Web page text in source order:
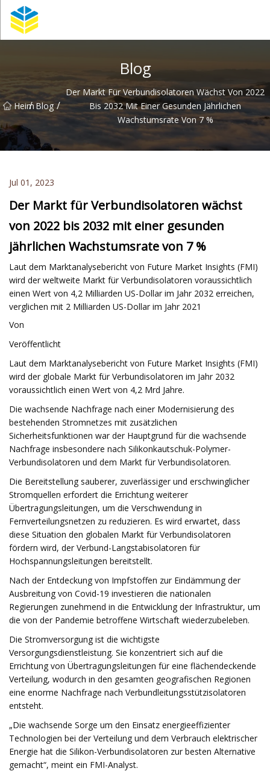
Blog
Heim
/ Blog /
Der Markt Für Verbundisolatoren Wächst Von 2022
Bis 2032 Mit Einer Gesunden Jährlichen
Wachstumsrate Von 7 %
Jul 01, 2023
Der Markt für Verbundisolatoren wächst
von 2022 bis 2032 mit einer gesunden
jährlichen Wachstumsrate von 7 %
Laut dem Marktanalysebericht von Future Market Insights (FMI)
wird der weltweite Markt für Verbundisolatoren voraussichtlich
einen Wert von 4,2 Milliarden US-Dollar im Jahr 2032 erreichen,
verglichen mit 2 Milliarden US-Dollar im Jahr 2021
Von
Veröffentlicht
Laut dem Marktanalysebericht von Future Market Insights (FMI)
wird der globale Markt für Verbundisolatoren im Jahr 2032
voraussichtlich einen Wert von 4,2 Mrd Jahre.
Die wachsende Nachfrage nach einer Modernisierung des
bestehenden Stromnetzes mit zusätzlichen
Sicherheitsfunktionen war der Hauptgrund für die wachsende
Nachfrage insbesondere nach Silikonkautschuk-Polymer-
Verbundisolatoren und dem Markt für Verbundisolatoren.
Die Bereitstellung sauberer, zuverlässiger und erschwinglicher
Stromquellen erfordert die Errichtung weiterer
Übertragungsleitungen, um die Verschwendung in
Fernverteilungsnetzen zu reduzieren. Es wird erwartet, dass
diese Situation den globalen Markt für Verbundisolatoren
fördern wird, der Verbund-Langstabisolatoren für
Hochspannungsleitungen bereitstellt.
Nach der Entdeckung von Impfstoffen zur Eindämmung der
Ausbreitung von Covid-19 investieren die nationalen
Regierungen zunehmend in die Entwicklung der Infrastruktur, um
die von der Pandemie betroffene Wirtschaft wiederzubeleben.
Die Stromversorgung ist die wichtigste
Versorgungsdienstleistung. Sie konzentriert sich auf die
Errichtung von Übertragungsleitungen für eine flächendeckende
Verteilung, wodurch in den gesamten geografischen Regionen
eine enorme Nachfrage nach Verbundleitungsstützisolatoren
entsteht.
„Die wachsende Sorge um den Einsatz energieeffizienter
Technologien bei der Verteilung und dem Verbrauch elektrischer
Energie hat die Silikon-Verbundisolatoren zur besten Alternative
gemacht“, meint ein FMI-Analyst.